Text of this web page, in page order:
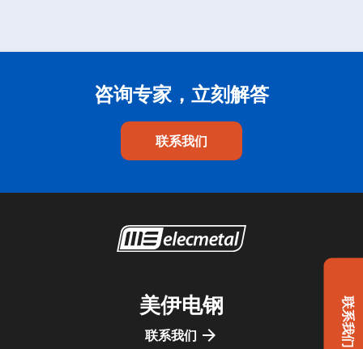
咨询专家，立刻解答
联系我们
美伊电钢
联系我们 联系我们